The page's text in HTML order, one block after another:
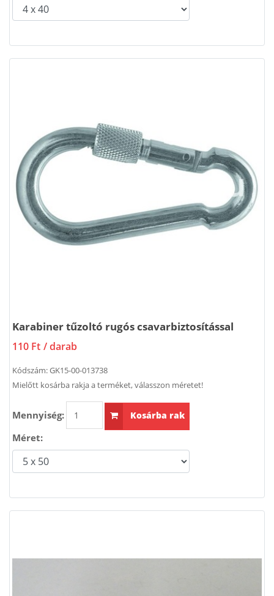
Karabiner tűzoltó rugós csavarbiztosítással
110 Ft / darab
Kódszám:GK15-00-013738
Mielőtt kosárba rakja a terméket, válasszon méretet!
Mennyiség: Kosárba rak
Méret: